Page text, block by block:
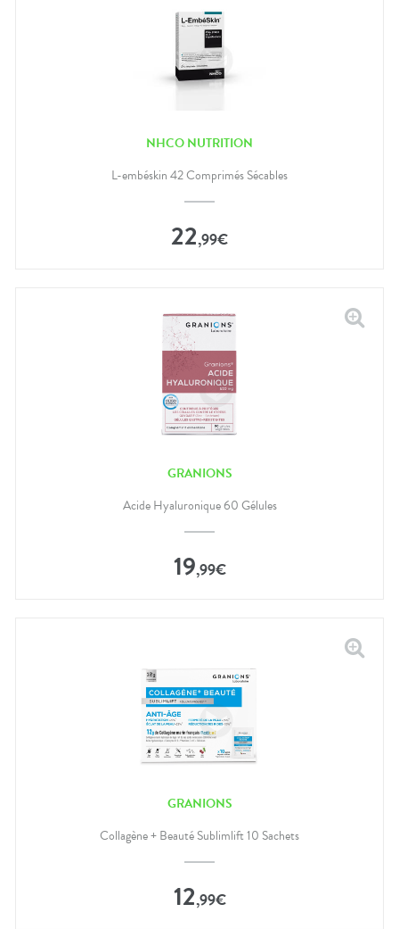
NHCO NUTRITION
L-embéskin 42 Comprimés Sécables
22,99€
GRANIONS
Acide Hyaluronique 60 Gélules
19,99€
GRANIONS
Collagène + Beauté Sublimlift 10 Sachets
12,99€